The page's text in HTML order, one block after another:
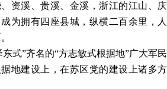
资溪、贵溪、金溪，浙江的江山、庆
为拥有四座县城，纵横二百余里，人
式”齐名的“方志敏式根据地”广大军民
地建设上，在苏区党的建设上诸多方